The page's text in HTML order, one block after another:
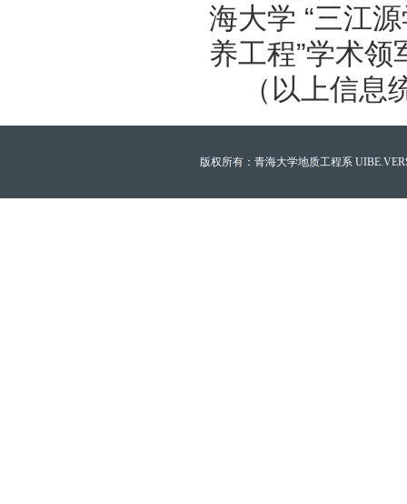
海大学 “三江
养工程”学术
（以上信
版权所有：青海大学地质工程系